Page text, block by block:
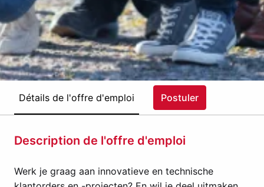
Détails de l'offre d'emploi Postuler
Description de l'offre d'emploi
Werk je graag aan innovatieve en technische